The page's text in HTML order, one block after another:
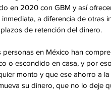
en 2020 con GBM y así
a diferencia de otras
de retención del dinero.
personas en México han
o escondido en casa, y por
monto y que ese ahorro a
su dinero, que no lo deje